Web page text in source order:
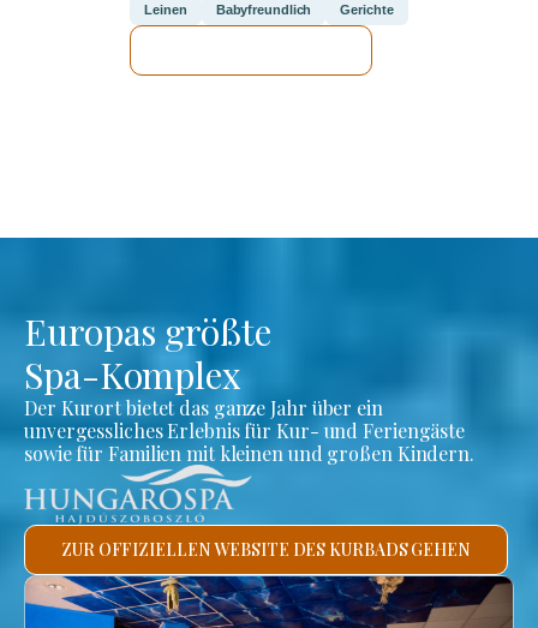
Leinen Babyfreundlich Gerichte
Europas größte
Spa-Komplex
Der Kurort bietet das ganze Jahr über ein
unvergessliches Erlebnis für Kur- und Feriengäste
sowie für Familien mit kleinen und großen Kindern.
ZUR OFFIZIELLEN WEBSITE DES KURBADS GEHEN